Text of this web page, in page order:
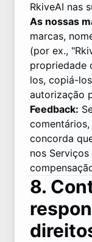
RkiveAI nas
As nossas
marcas,
(por ex.,
propriedade
los, copiá-
autorização
Feedback:
concorda
nos
8.